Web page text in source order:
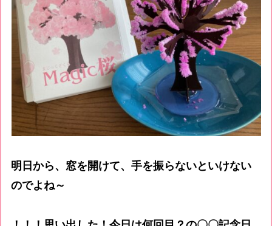
明日から、窓を開けて、手を振らないといけない
のでよね～